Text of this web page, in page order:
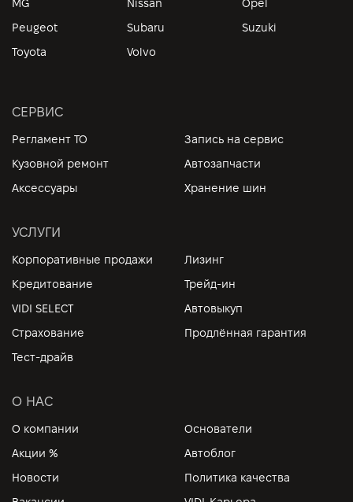
MG
Nissan
Opel
Peugeot
Subaru
Suzuki
Toyota
Volvo
СЕРВИС
Регламент ТО
Запись на сервис
Кузовной ремонт
Автозапчасти
Аксессуары
Хранение шин
УСЛУГИ
Корпоративные продажи
Лизинг
Кредитование
Трейд-ин
VIDI SELECT
Автовыкуп
Страхование
Продлённая гарантия
Тест-драйв
О НАС
О компании
Основатели
Акции %
Автоблог
Новости
Политика качества